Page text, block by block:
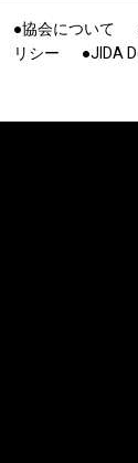
●協会について
リシー
●JIDA